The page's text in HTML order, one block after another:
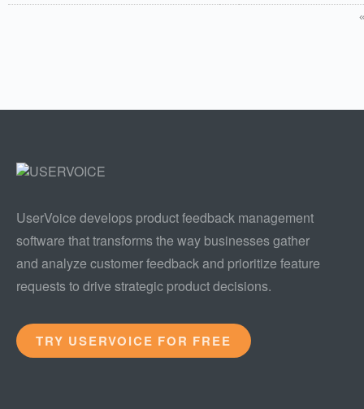
UserVoice develops product feedback management
software that transforms the way businesses gather
and analyze customer feedback and prioritize feature
requests to drive strategic product decisions.
TRY USERVOICE FOR FREE